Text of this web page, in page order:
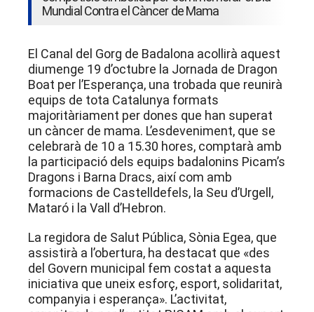
Mundial Contra el Càncer de Mama
El Canal del Gorg de Badalona acollirà aquest
diumenge 19 d’octubre la Jornada de Dragon
Boat per l’Esperança, una trobada que reunirà
equips de tota Catalunya formats
majoritàriament per dones que han superat
un càncer de mama. L’esdeveniment, que se
celebrarà de 10 a 15.30 hores, comptarà amb
la participació dels equips badalonins Picam’s
Dragons i Barna Dracs, així com amb
formacions de Castelldefels, la Seu d’Urgell,
Mataró i la Vall d’Hebron.
La regidora de Salut Pública, Sònia Egea, que
assistirà a l’obertura, ha destacat que «des
del Govern municipal fem costat a aquesta
iniciativa que uneix esforç, esport, solidaritat,
companyia i esperança». L’activitat,